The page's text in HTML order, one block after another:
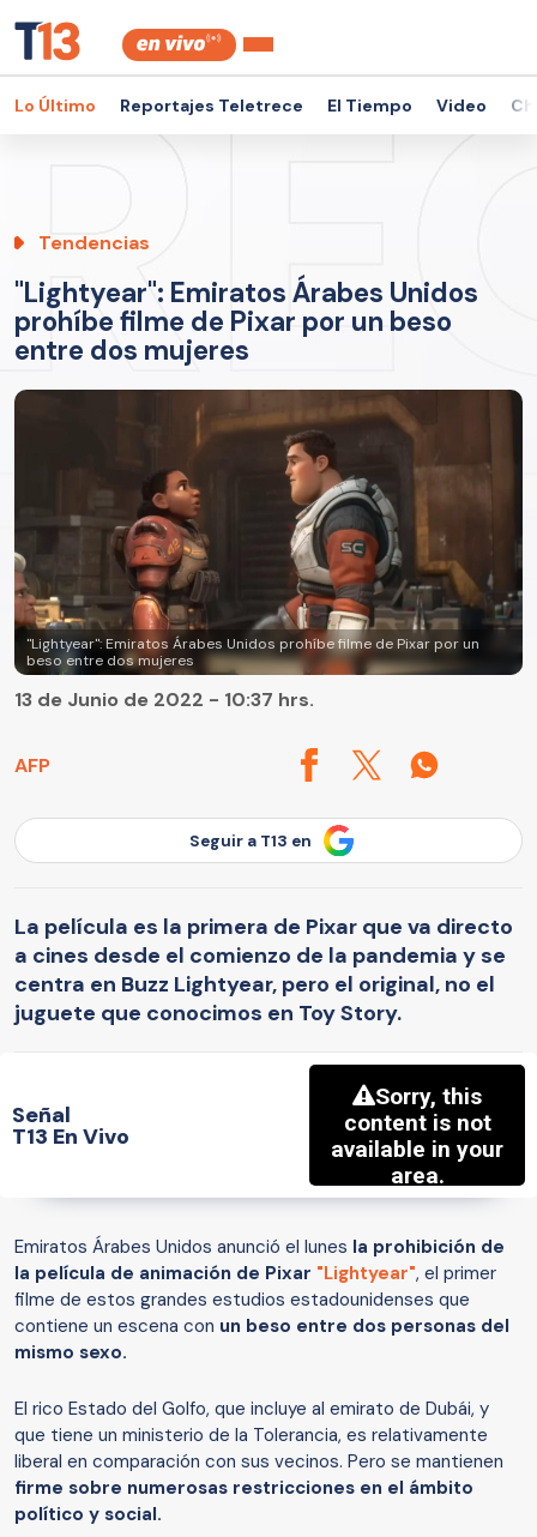
Lo Último Reportajes Teletrece El Tiempo Video
Tendencias
"Lightyear": Emiratos Árabes Unidos
prohíbe filme de Pixar por un beso
entre dos mujeres
"Lightyear": Emiratos Árabes Unidos prohíbe filme de Pixar por un
beso entre dos mujeres
AFP
13 de Junio de 2022 - 10:37 hrs.
Seguir a T13 en
La película es la primera de Pixar que va directo
a cines desde el comienzo de la pandemia y se
centra en Buzz Lightyear, pero el original, no el
juguete que conocimos en Toy Story.
Señal
T13 En Vivo
Emiratos Árabes Unidos anunció el lunes la prohibición de
la película de animación de Pixar "Lightyear", el primer
filme de estos grandes estudios estadounidenses que
contiene un escena con un beso entre dos personas del
mismo sexo.
El rico Estado del Golfo, que incluye al emirato de Dubái, y
que tiene un ministerio de la Tolerancia, es relativamente
liberal en comparación con sus vecinos. Pero se mantienen
firme sobre numerosas restricciones en el ámbito
político y social.